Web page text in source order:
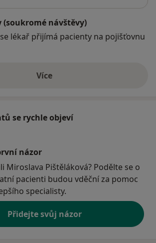
(soukromé návštěvy)
lékař přijímá pacienty na pojišťovnu
Víceo adrese
se rychle objeví
názor
Miroslava Pištěláková? Podělte se o
pacienti budou vděční za pomoc
specialisty.
Přidejte svůj názor